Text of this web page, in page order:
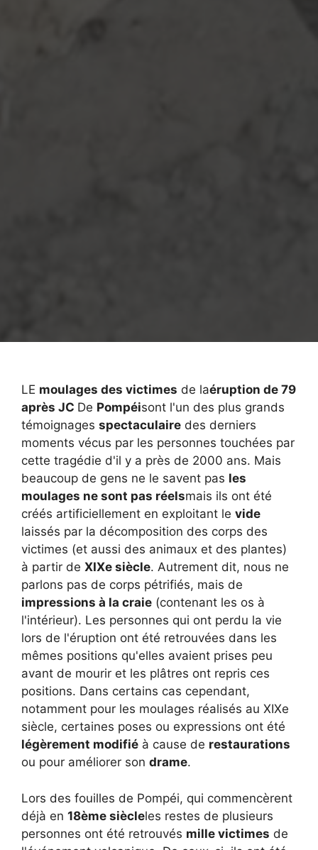
LE moulages des victimes de laéruption de 79
après JC De Pompéisont l'un des plus grands
témoignages spectaculaire des derniers
moments vécus par les personnes touchées par
cette tragédie d'il y a près de 2000 ans. Mais
beaucoup de gens ne le savent pas les
moulages ne sont pas réelsmais ils ont été
créés artificiellement en exploitant le vide
laissés par la décomposition des corps des
victimes (et aussi des animaux et des plantes)
à partir de XIXe siècle. Autrement dit, nous ne
parlons pas de corps pétrifiés, mais de
impressions à la craie (contenant les os à
l'intérieur). Les personnes qui ont perdu la vie
lors de l'éruption ont été retrouvées dans les
mêmes positions qu'elles avaient prises peu
avant de mourir et les plâtres ont repris ces
positions. Dans certains cas cependant,
notamment pour les moulages réalisés au XIXe
siècle, certaines poses ou expressions ont été
légèrement modifié à cause de restaurations
ou pour améliorer son drame.
Lors des fouilles de Pompéi, qui commencèrent
déjà en 18ème siècleles restes de plusieurs
personnes ont été retrouvés mille victimes de